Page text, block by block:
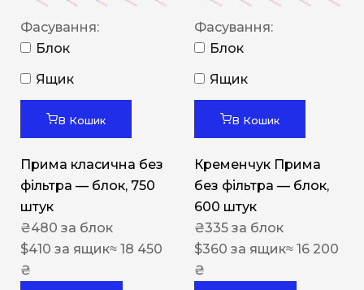
Фасування:
Блок
Ящик
В Кошик
Прима класична без
фільтра — блок, 750
штук
₴480 за блок
$410 за ящик≈ 18 450
₴
Фасування:
Блок
Ящик
В Кошик
Кременчук Прима
без фільтра — блок,
600 штук
₴335 за блок
$360 за ящик≈ 16 200
₴